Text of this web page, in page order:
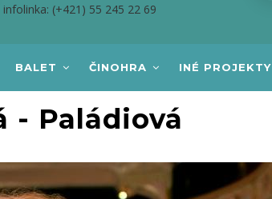
infolinka: (+421) 55 245 22 69
BALET ČINOHRA INÉ PROJEKTY
- Paládiová